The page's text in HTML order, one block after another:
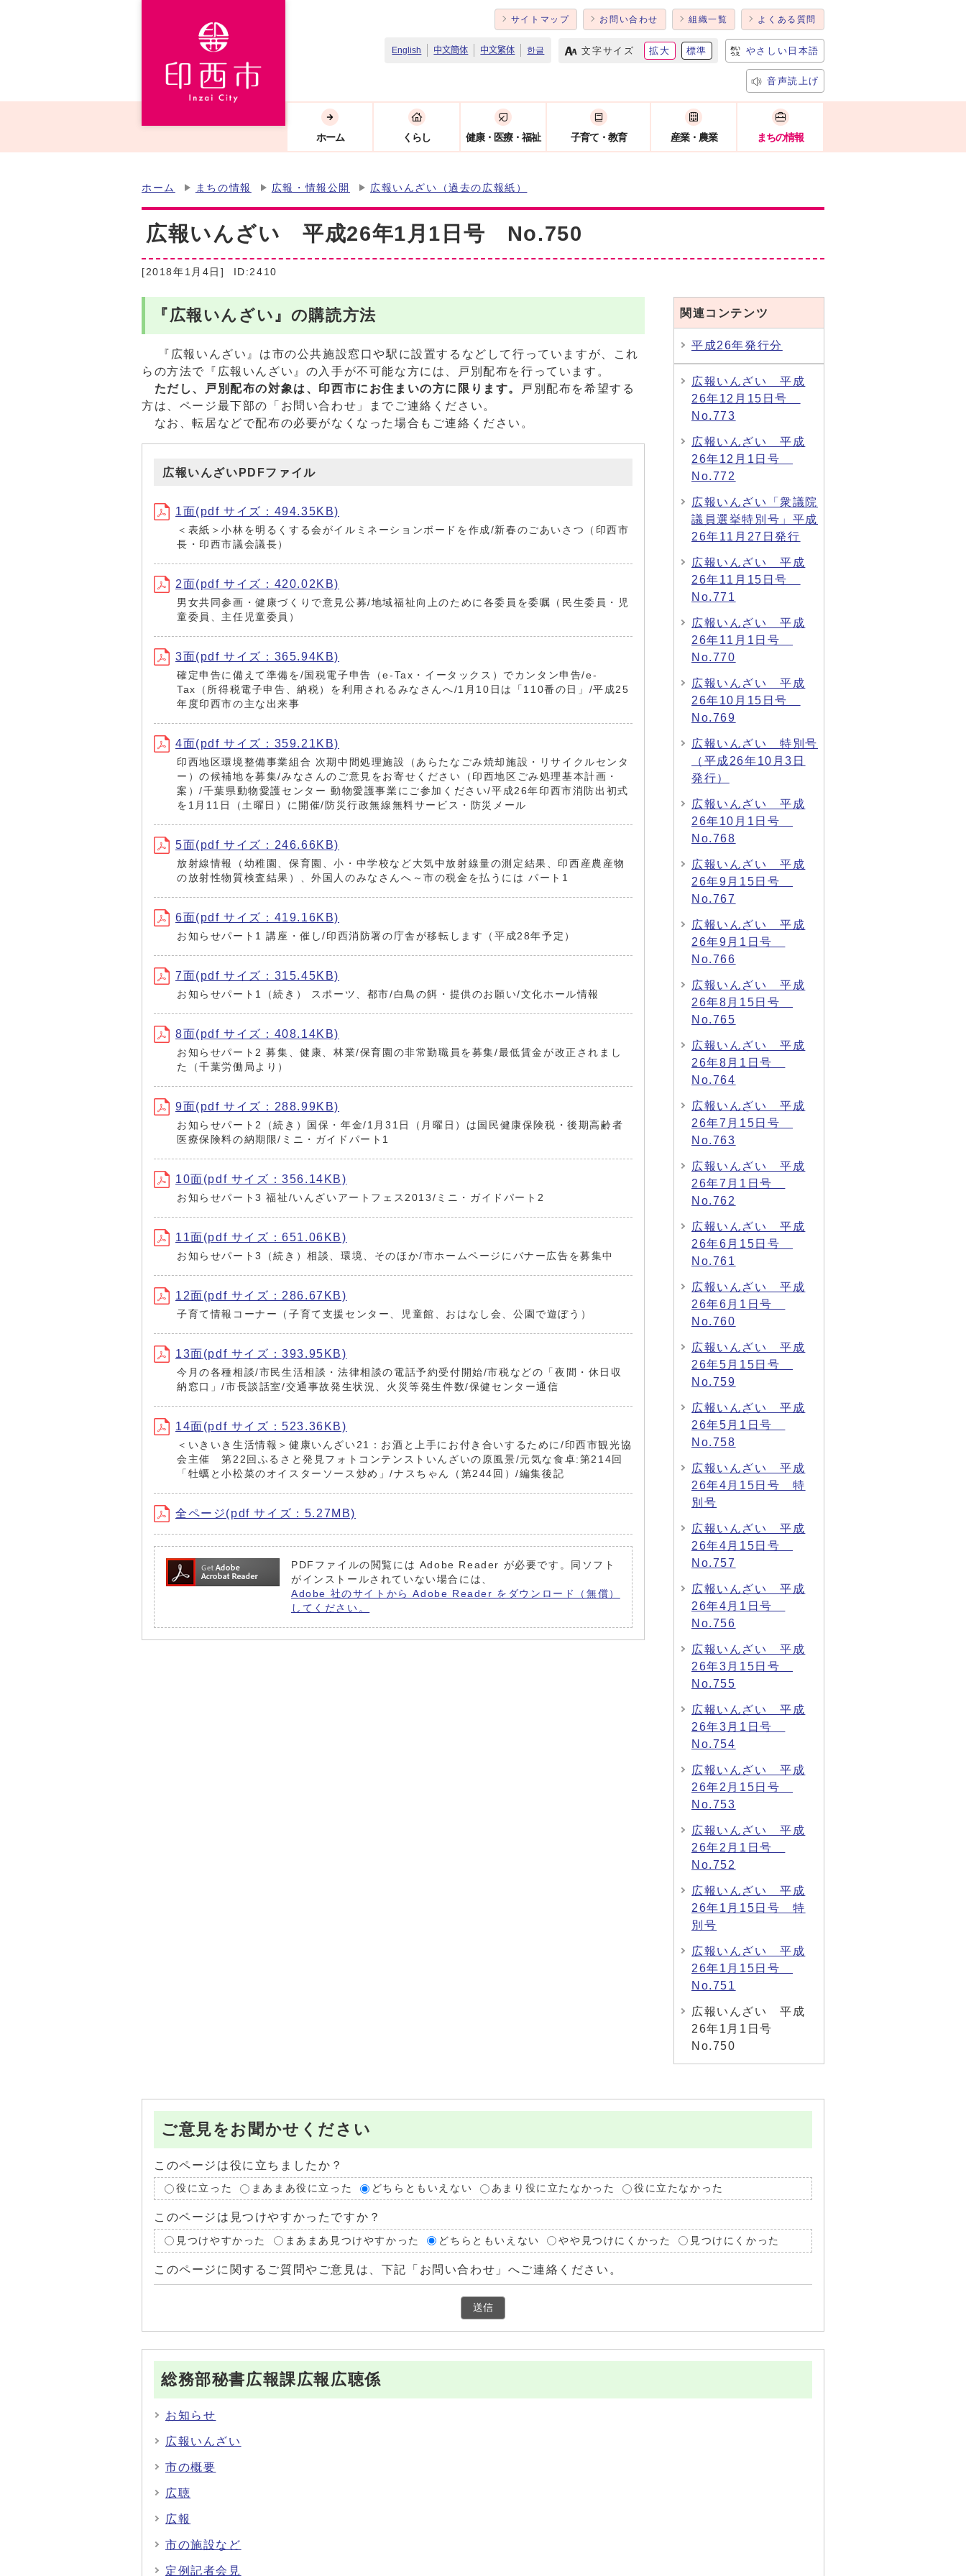
サイトマップ お問い合わせ 組織一覧 よくある質問
English 中文簡体 中文繁体 한글 文字サイズ 拡大 標準 やさしい日本語
音声読上げ
ホーム くらし 健康・医療・福祉 子育て・教育 産業・農業 まちの情報
ホーム まちの情報 広報・情報公開 広報いんざい（過去の広報紙）
広報いんざい 平成26年1月1日号 No.750
[2018年1月4日] ID:2410
『広報いんざい』の購読方法
『広報いんざい』は市の公共施設窓口や駅に設置するなどして行っていますが、これ
らの方法で『広報いんざい』の入手が不可能な方には、戸別配布を行っています。
ただし、戸別配布の対象は、印西市にお住まいの方に限ります。
戸別配布を希望する
方は、ページ最下部の「お問い合わせ」までご連絡ください。
なお、転居などで配布の必要がなくなった場合もご連絡ください。
広報いんざいPDFファイル
1面(pdf サイズ：494.35KB)
＜表紙＞小林を明るくする会がイルミネーションボードを作成/新春のごあいさつ（印西市
長・印西市議会議長）
2面(pdf サイズ：420.02KB)
男女共同参画・健康づくりで意見公募/地域福祉向上のために各委員を委嘱（民生委員・児
童委員、主任児童委員）
3面(pdf サイズ：365.94KB)
確定申告に備えて準備を/国税電子申告（e-Tax・イータックス）でカンタン申告/e-
Tax（所得税電子申告、納税）を利用されるみなさんへ/1月10日は「110番の日」/平成25
年度印西市の主な出来事
4面(pdf サイズ：359.21KB)
印西地区環境整備事業組合 次期中間処理施設（あらたなごみ焼却施設・リサイクルセンタ
ー）の候補地を募集/みなさんのご意見をお寄せください（印西地区ごみ処理基本計画・
案）/千葉県動物愛護センター 動物愛護事業にご参加ください/平成26年印西市消防出初式
を1月11日（土曜日）に開催/防災行政無線無料サービス・防災メール
5面(pdf サイズ：246.66KB)
放射線情報（幼稚園、保育園、小・中学校など大気中放射線量の測定結果、印西産農産物
の放射性物質検査結果）、外国人のみなさんへ～市の税金を払うには パート1
6面(pdf サイズ：419.16KB)
お知らせパート1 講座・催し/印西消防署の庁舎が移転します（平成28年予定）
7面(pdf サイズ：315.45KB)
お知らせパート1（続き） スポーツ、都市/白鳥の餌・提供のお願い/文化ホール情報
8面(pdf サイズ：408.14KB)
お知らせパート2 募集、健康、林業/保育園の非常勤職員を募集/最低賃金が改正されまし
た（千葉労働局より）
9面(pdf サイズ：288.99KB)
お知らせパート2（続き）国保・年金/1月31日（月曜日）は国民健康保険税・後期高齢者
医療保険料の納期限/ミニ・ガイドパート1
10面(pdf サイズ：356.14KB)
お知らせパート3 福祉/いんざいアートフェス2013/ミニ・ガイドパート2
11面(pdf サイズ：651.06KB)
お知らせパート3（続き）相談、環境、そのほか/市ホームページにバナー広告を募集中
12面(pdf サイズ：286.67KB)
子育て情報コーナー（子育て支援センター、児童館、おはなし会、公園で遊ぼう）
13面(pdf サイズ：393.95KB)
今月の各種相談/市民生活相談・法律相談の電話予約受付開始/市税などの「夜間・休日収
納窓口」/市長談話室/交通事故発生状況、火災等発生件数/保健センター通信
14面(pdf サイズ：523.36KB)
＜いきいき生活情報＞健康いんざい21：お酒と上手にお付き合いするために/印西市観光協
会主催 第22回ふるさと発見フォトコンテンストいんざいの原風景/元気な食卓:第214回
「牡蠣と小松菜のオイスターソース炒め」/ナスちゃん（第244回）/編集後記
全ページ(pdf サイズ：5.27MB)
PDFファイルの閲覧には Adobe Reader が必要です。同ソフト
がインストールされていない場合には、
Adobe 社のサイトから Adobe Reader をダウンロード（無償）
してください。
関連コンテンツ
平成26年発行分
広報いんざい 平成
26年12月15日号
No.773
広報いんざい 平成
26年12月1日号
No.772
広報いんざい「衆議院
議員選挙特別号」平成
26年11月27日発行
広報いんざい 平成
26年11月15日号
No.771
広報いんざい 平成
26年11月1日号
No.770
広報いんざい 平成
26年10月15日号
No.769
広報いんざい 特別号
（平成26年10月3日
発行）
広報いんざい 平成
26年10月1日号
No.768
広報いんざい 平成
26年9月15日号
No.767
広報いんざい 平成
26年9月1日号
No.766
広報いんざい 平成
26年8月15日号
No.765
広報いんざい 平成
26年8月1日号
No.764
広報いんざい 平成
26年7月15日号
No.763
広報いんざい 平成
26年7月1日号
No.762
広報いんざい 平成
26年6月15日号
No.761
広報いんざい 平成
26年6月1日号
No.760
広報いんざい 平成
26年5月15日号
No.759
広報いんざい 平成
26年5月1日号
No.758
広報いんざい 平成
26年4月15日号 特
別号
広報いんざい 平成
26年4月15日号
No.757
広報いんざい 平成
26年4月1日号
No.756
広報いんざい 平成
26年3月15日号
No.755
広報いんざい 平成
26年3月1日号
No.754
広報いんざい 平成
26年2月15日号
No.753
広報いんざい 平成
26年2月1日号
No.752
広報いんざい 平成
26年1月15日号 特
別号
広報いんざい 平成
26年1月15日号
No.751
広報いんざい 平成
26年1月1日号
No.750
ご意見をお聞かせください
このページは役に立ちましたか？
役に立った まあまあ役に立った どちらともいえない あまり役に立たなかった 役に立たなかった
このページは見つけやすかったですか？
見つけやすかった まあまあ見つけやすかった どちらともいえない やや見つけにくかった 見つけにくかった
このページに関するご質問やご意見は、下記「お問い合わせ」へご連絡ください。
総務部秘書広報課広報広聴係
お知らせ
広報いんざい
市の概要
広聴
広報
市の施設など
定例記者会見